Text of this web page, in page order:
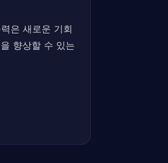
은 새로운 기회
향상할 수 있는